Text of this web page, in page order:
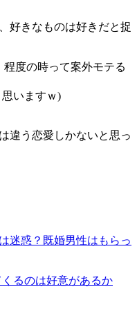
好きなものは好きだと捉
程度の時って案外モテる
いますｗ)
違う恋愛しかないと思っ
迷惑？既婚男性はもらっ
るのは好意があるか